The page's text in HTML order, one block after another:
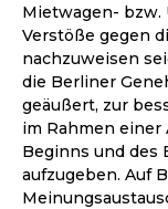
Mietwagen- bzw.
Verstöße gegen
nachzuweisen
die Berliner
geäußert, zur
im Rahmen einer
Beginns und des
aufzugeben. Auf